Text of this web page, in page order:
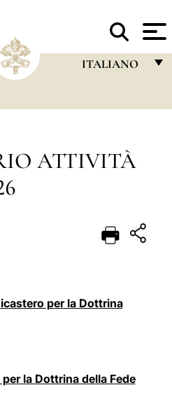
ITALIANO
DEUTSCH
中文
ATTIVITÀ
per la Dottrina
la Dottrina della Fede